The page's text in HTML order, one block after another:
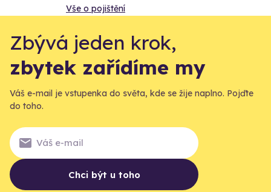
Vše o pojištění
Zbývá jeden krok,
zbytek zařídíme my
Váš e-mail je vstupenka do světa, kde se žije naplno. Pojďte
do toho.
Chci být u toho